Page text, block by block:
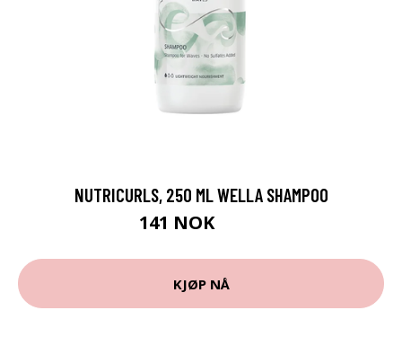
NUTRICURLS, 250 ML WELLA SHAMPOO
141 NOK
KJØP NÅ